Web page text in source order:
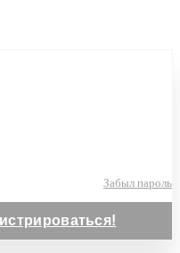
Забыл пароль